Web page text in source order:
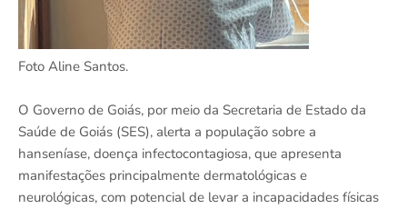
Foto Aline Santos.
O Governo de Goiás, por meio da Secretaria de Estado da
Saúde de Goiás (SES), alerta a população sobre a
hanseníase, doença infectocontagiosa, que apresenta
manifestações principalmente dermatológicas e
neurológicas, com potencial de levar a incapacidades físicas